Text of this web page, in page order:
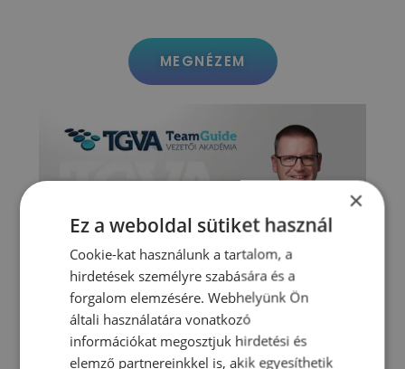
MEGNÉZEM
Szeretnéd megérteni az
×
Ez a weboldal sütiket használ
Cookie-kat használunk a tartalom, a
hirdetések személyre szabására és a
forgalom elemzésére. Webhelyünk Ön
általi használatára vonatkozó
információkat megosztjuk hirdetési és
elemző partnereinkkel is, akik egyesíthetik